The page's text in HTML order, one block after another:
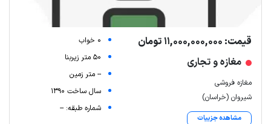
قیمت: 11,000,000,000 تومان
مغازه و تجاری
مغازه فروشی
شیروان (خراسان)
مشاهده جزییات
0 خواب
50 متر زیربنا
-- متر زمین
سال ساخت 1390
شماره طبقه: --